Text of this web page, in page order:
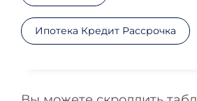
Ипотека Кредит Рассрочка